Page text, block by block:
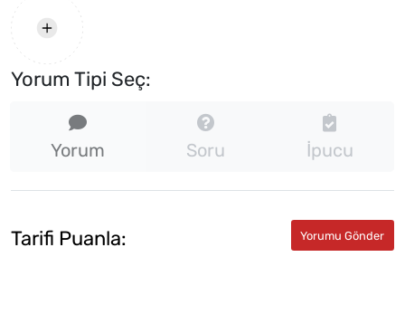
Yorum Tipi Seç:
Yorum Soru İpucu
Tarifi Puanla: